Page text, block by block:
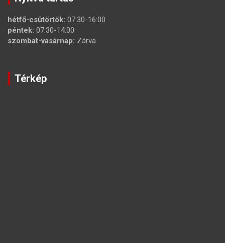
hétfő-csütörtök: 07:30-16:00
péntek: 07:30-14:00
szombat-vasárnap: Zárva
Térkép